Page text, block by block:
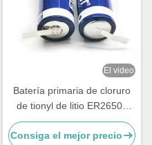
El video
Batería primaria de cloruro
de tionyl de litio ER26500
3.6V 8500mAh LSH14
Batería de litio
Consiga el mejor precio